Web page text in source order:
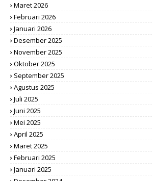
Maret 2026
Februari 2026
Januari 2026
Desember 2025
November 2025
Oktober 2025
September 2025
Agustus 2025
Juli 2025
Juni 2025
Mei 2025
April 2025
Maret 2025
Februari 2025
Januari 2025